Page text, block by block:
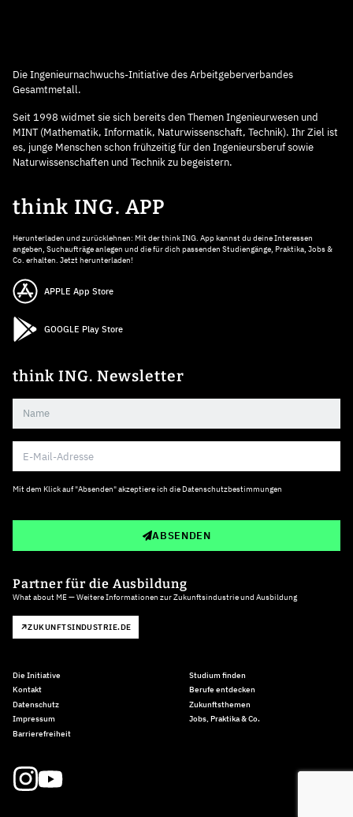
Die Ingenieurnachwuchs-Initiative des Arbeitgeberverbandes
Gesamtmetall.
Seit 1998 widmet sie sich bereits den Themen Ingenieurwesen und
MINT (Mathematik, Informatik, Naturwissenschaft, Technik). Ihr Ziel ist
es, junge Menschen schon frühzeitig für den Ingenieursberuf sowie
Naturwissenschaften und Technik zu begeistern.
think ING. APP
Herunterladen und zurücklehnen: Mit der think ING. App kannst du deine Interessen
angeben, Suchaufträge anlegen und die für dich passenden Studiengänge, Praktika, Jobs &
Co. erhalten. Jetzt herunterladen!
APPLE App Store
GOOGLE Play Store
think ING. Newsletter
Mit dem Klick auf "Absenden" akzeptiere ich die Datenschutzbestimmungen
ABSENDEN
Partner für die Ausbildung
What about ME — Weitere Informationen zur Zukunftsindustrie und Ausbildung
ZUKUNFTSINDUSTRIE.DE
Die Initiative
Kontakt
Datenschutz
Impressum
Barrierefreiheit
Studium finden
Berufe entdecken
Zukunftsthemen
Jobs, Praktika & Co.